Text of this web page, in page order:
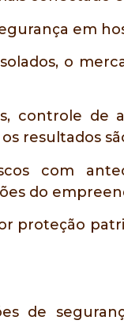
em
o
controle
resultados
com
do
proteção
de